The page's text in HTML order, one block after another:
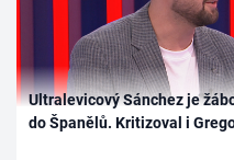
Ultralevicový Sánchez je
do Španělů. Kritizoval i